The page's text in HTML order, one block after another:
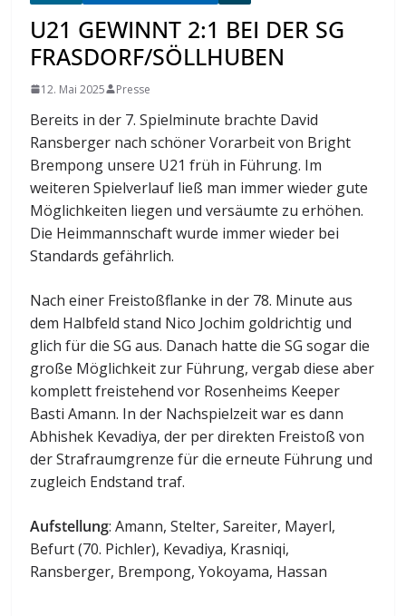
U21 GEWINNT 2:1 BEI DER SG
FRASDORF/SÖLLHUBEN
12. Mai 2025 Presse
Bereits in der 7. Spielminute brachte David
Ransberger nach schöner Vorarbeit von Bright
Brempong unsere U21 früh in Führung. Im
weiteren Spielverlauf ließ man immer wieder gute
Möglichkeiten liegen und versäumte zu erhöhen.
Die Heimmannschaft wurde immer wieder bei
Standards gefährlich.
Nach einer Freistoßflanke in der 78. Minute aus
dem Halbfeld stand Nico Jochim goldrichtig und
glich für die SG aus. Danach hatte die SG sogar die
große Möglichkeit zur Führung, vergab diese aber
komplett freistehend vor Rosenheims Keeper
Basti Amann. In der Nachspielzeit war es dann
Abhishek Kevadiya, der per direkten Freistoß von
der Strafraumgrenze für die erneute Führung und
zugleich Endstand traf.
Aufstellung: Amann, Stelter, Sareiter, Mayerl,
Befurt (70. Pichler), Kevadiya, Krasniqi,
Ransberger, Brempong, Yokoyama, Hassan